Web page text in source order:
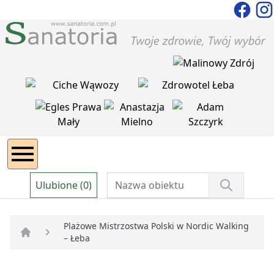
Ulubione (0)
Strona główna
Plażowe Mistrzostwa Polski w Nordic Walking
– Łeba